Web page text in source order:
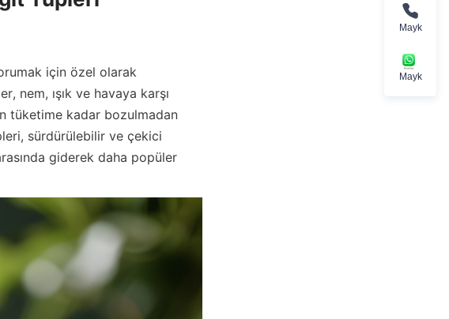
için özel olarak
nem, ışık ve havaya karşı
tüketime kadar bozulmadan
sürdürülebilir ve çekici
giderek daha popüler
Mayk
Mayk